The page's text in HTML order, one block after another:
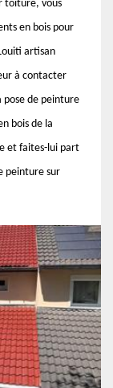
toiture, vous
en bois pour
artisan
à contacter
pose de peinture
bois de la
et faites-lui part
peinture sur